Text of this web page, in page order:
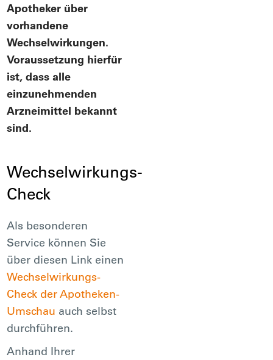
Apotheker über
vorhandene
Wechselwirkungen.
Voraussetzung hierfür
ist, dass alle
einzunehmenden
Arzneimittel bekannt
sind.
Wechselwirkungs-
Check
Als besonderen
Service können Sie
über diesen Link einen
Wechselwirkungs-
Check der Apotheken-
Umschau auch selbst
durchführen.
Anhand Ihrer